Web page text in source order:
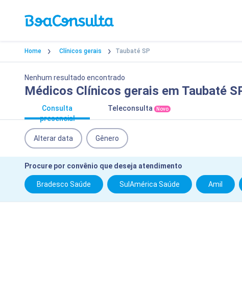
Home Clínicos gerais Taubaté SP
Nenhum resultado encontrado
Médicos Clínicos gerais em Taubaté
Consulta
presencial
Teleconsulta Novo
Alterar data Gênero
Procure por convênio que deseja atendimento
Bradesco Saúde SulAmérica Saúde Amil